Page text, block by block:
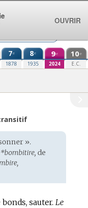
7e
1878
8e
1935
9e
2024
10e
E.C.
».
*bombitire, de
sauter. Le
OUVRIR